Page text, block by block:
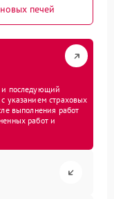
печей
и последующий
указанием страховых
выполнения работ
работ и